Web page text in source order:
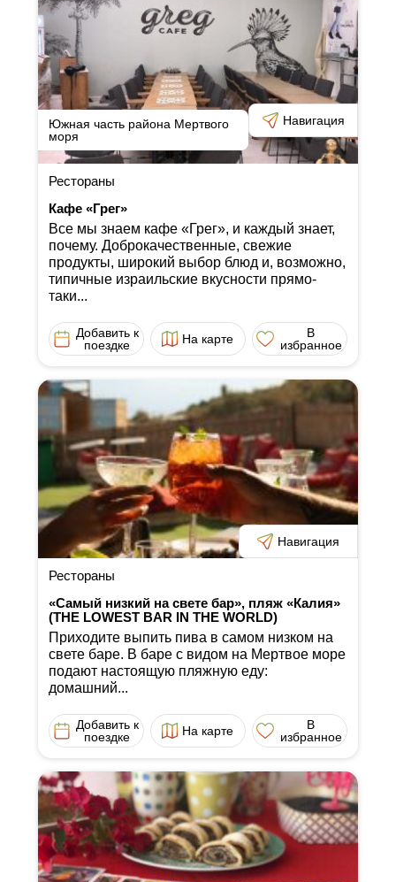
Южная часть района Мертвого
моря
Навигация
Рестораны
Кафе «Грег»
Все мы знаем кафе «Грег», и каждый знает,
почему. Доброкачественные, свежие
продукты, широкий выбор блюд и, возможно,
типичные израильские вкусности прямо-
таки...
Добавить к
поездке
На карте
В
избранное
Навигация
Рестораны
«Самый низкий на свете бар», пляж «Калия»
(THE LOWEST BAR IN THE WORLD)
Приходите выпить пива в самом низком на
свете баре. В баре с видом на Мертвое море
подают настоящую пляжную еду:
домашний...
Добавить к
поездке
На карте
В
избранное